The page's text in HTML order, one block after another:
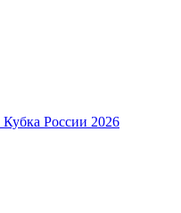
России 2026